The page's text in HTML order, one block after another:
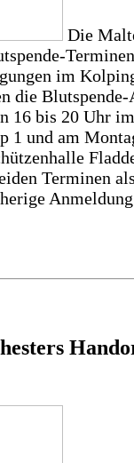
Die
im
die
16 bis 20 Uhr im
1 und am
Terminen